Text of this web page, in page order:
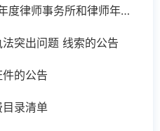
潜江市司法局关于2025年度律师事务所和律师年度考核结果的公示
突出问题 线索的公告
的公告
录清单